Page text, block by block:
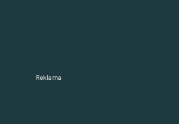
Reklama